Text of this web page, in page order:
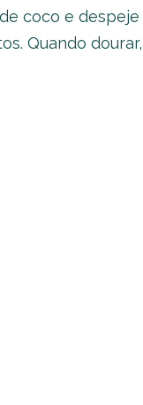
coco e despeje
Quando dourar,